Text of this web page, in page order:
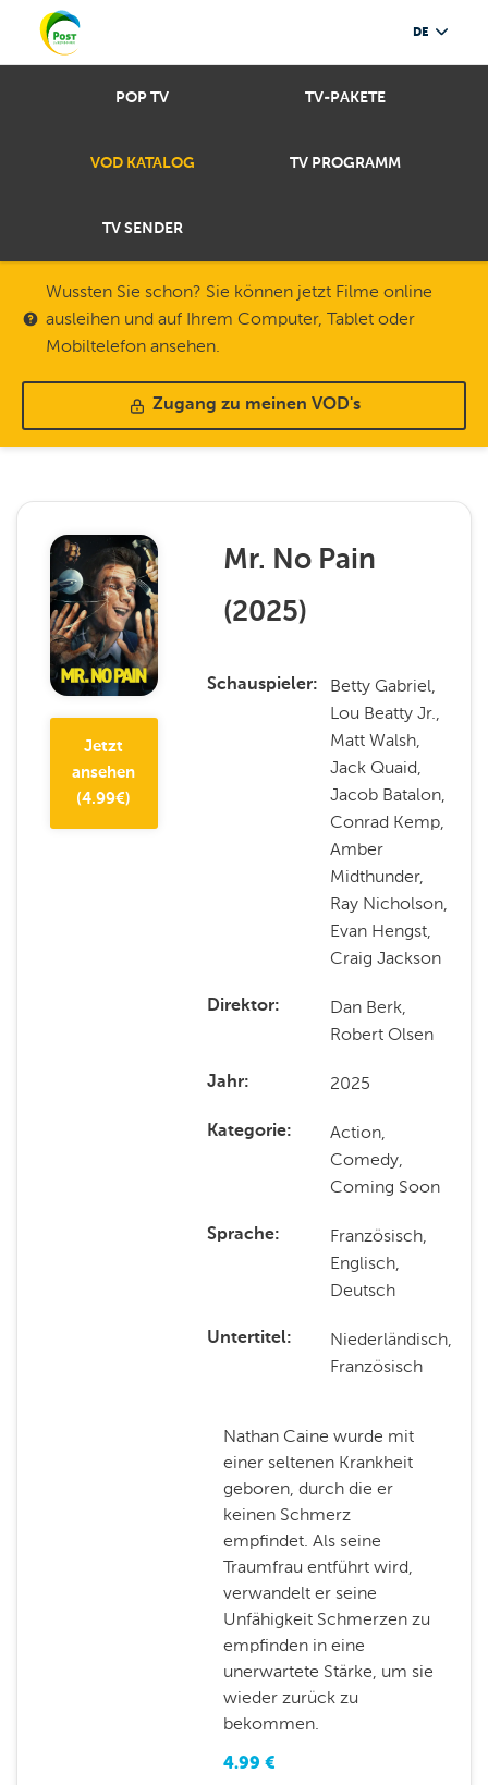
DE
POP TV TV-PAKETE
VOD KATALOG TV PROGRAMM
TV SENDER
Wussten Sie schon? Sie können jetzt Filme online
ausleihen und auf Ihrem Computer, Tablet oder
Mobiltelefon ansehen.
Zugang zu meinen VOD's
Jetzt
ansehen
(4.99€)
Mr. No Pain
(2025)
Schauspieler
Betty Gabriel,
Lou Beatty Jr.,
Matt Walsh,
Jack Quaid,
Jacob Batalon,
Conrad Kemp,
Amber
Midthunder,
Ray Nicholson,
Evan Hengst,
Craig Jackson
Direktor
Dan Berk,
Robert Olsen
Jahr 2025
Kategorie
Action,
Comedy,
Coming Soon
Sprache
Französisch,
Englisch,
Deutsch
Untertitel
Niederländisch,
Französisch
Nathan Caine wurde mit
einer seltenen Krankheit
geboren, durch die er
keinen Schmerz
empfindet. Als seine
Traumfrau entführt wird,
verwandelt er seine
Unfähigkeit Schmerzen zu
empfinden in eine
unerwartete Stärke, um sie
wieder zurück zu
bekommen.
4.99 €